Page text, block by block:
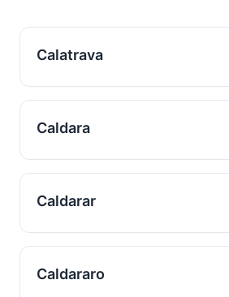
Calatrava
Caldara
Caldarar
Caldararo